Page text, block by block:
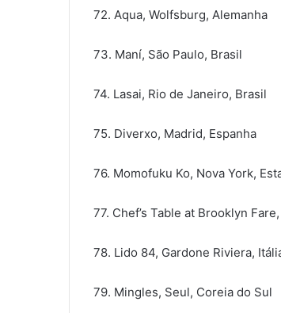
72. Aqua, Wolfsburg, Alemanha
73. Maní, São Paulo, Brasil
74. Lasai, Rio de Janeiro, Brasil
75. Diverxo, Madrid, Espanha
76. Momofuku Ko, Nova York,
77. Chef’s Table at Brooklyn
78. Lido 84, Gardone Riviera,
79. Mingles, Seul, Coreia do Sul